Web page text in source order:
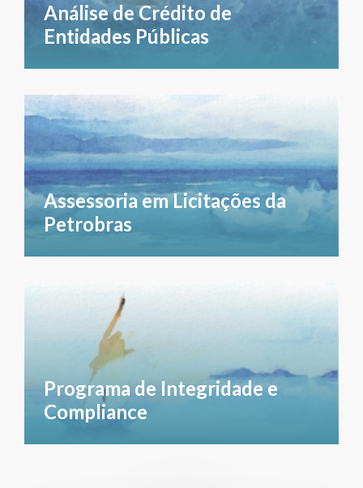
Análise de Crédito de
Entidades Públicas
Assessoria em Licitações da
Petrobras
Programa de Integridade e
Compliance